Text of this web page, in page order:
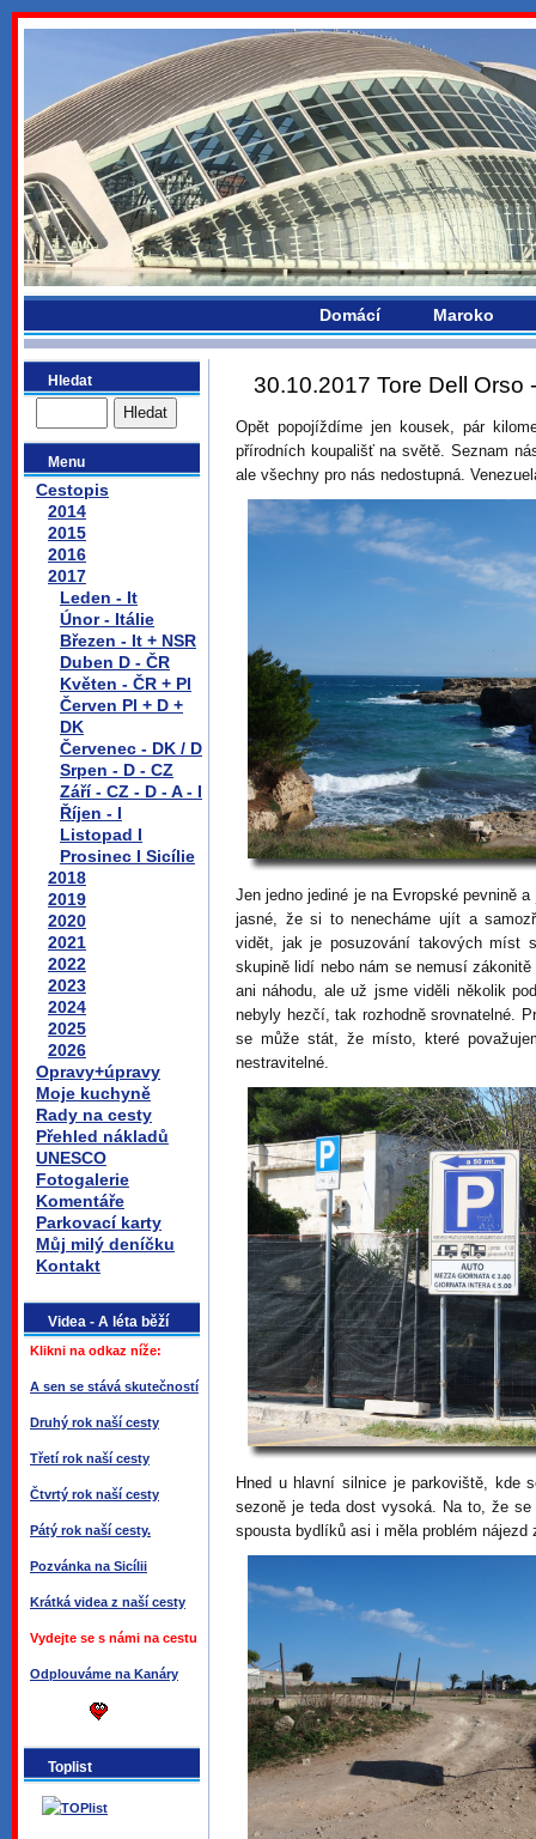
bydlikemevropou.com
Domácí Maroko
Hledat
Menu
Cestopis
2014
2015
2016
2017
Leden - It
Únor - Itálie
Březen - It + NSR
Duben D - ČR
Květen - ČR + Pl
Červen Pl + D +
DK
Červenec - DK / D
Srpen - D - CZ
Září - CZ - D - A - I
Říjen - I
Listopad I
Prosinec I Sicílie
2018
2019
2020
2021
2022
2023
2024
2025
2026
Opravy+úpravy
Moje kuchyně
Rady na cesty
Přehled nákladů
UNESCO
Fotogalerie
Komentáře
Parkovací karty
Můj milý deníčku
Kontakt
Videa - A léta běží
Klikni na odkaz níže:
A sen se stává skutečností
Druhý rok naší cesty
Třetí rok naší cesty
Čtvrtý rok naší cesty
Pátý rok naší cesty.
Pozvánka na Sicílii
Krátká videa z naší cesty
Vydejte se s námi na cestu
Odplouváme na Kanáry
Toplist
30.10.2017 Tore Dell Orso
Opět popojíždíme jen kousek, pár
přírodních koupališť na světě. Seznam
ale všechny pro nás nedostupná.
Jen jedno jediné je na Evropské pevnině
jasné, že si to nenecháme ujít a
vidět, jak je posuzování takových míst
skupině lidí nebo nám se nemusí
ani náhodu, ale už jsme viděli několik
nebyly hezčí, tak rozhodně srovnatelné.
se může stát, že místo, které
nestravitelné.
Hned u hlavní silnice je parkoviště, kde
sezoně je teda dost vysoká. Na to, že
spousta bydlíků asi i měla problém